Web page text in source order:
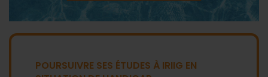
POURSUIVRE SES ÉTUDES À IRIIG EN